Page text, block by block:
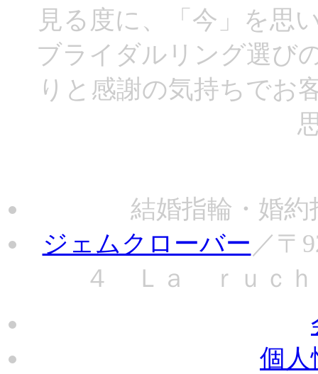
見る度に、「今」を思
ブライダルリング選び
りと感謝の気持ちでお
結婚指輪・婚
ジェムクローバー ／〒
４ Ｌａ ｒｕｃｈ
個人